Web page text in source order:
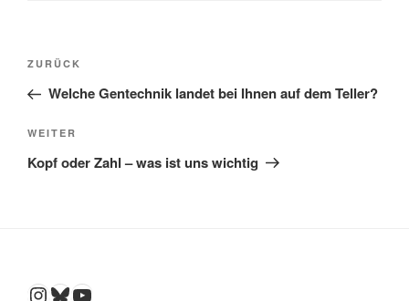
Beitragsnavigation
Vorheriger
Beitrag
ZURÜCK
Welche Gentechnik landet bei Ihnen auf dem Teller?
Nächster
Beitrag
WEITER
Kopf oder Zahl – was ist uns wichtig
Instagram
Bluesky
YouTube